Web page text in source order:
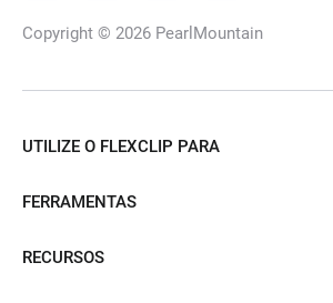
água IA
Copyright © 2026 PearlMountain
UTILIZE O FLEXCLIP PARA
FERRAMENTAS
RECURSOS